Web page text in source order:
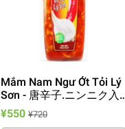
Mắm Nam Ngư Ớt Tỏi Lý
Sơn - 唐辛子.ニンニク入
りナンプラー
¥550 ¥720